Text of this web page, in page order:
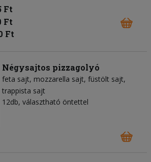
Ft
Ft
Ft
Négysajtos pizzagolyó
feta sajt mozzarella sajt füstölt sajt
trappista sajt
12db, választható öntettel